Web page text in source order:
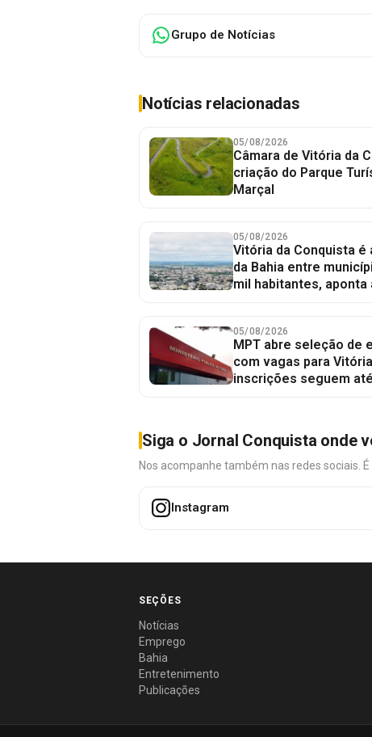
Grupo de Notícias
Notícias relacionadas
05/08/2026
Câmara de Vitória da
criação do Parque
Marçal
05/08/2026
Vitória da Conquista é
da Bahia entre
mil habitantes, aponta
05/08/2026
MPT abre seleção de
com vagas para
inscrições seguem
Siga o Jornal Conquista onde
Nos acompanhe também nas redes sociais. É
Instagram
SEÇÕES
Notícias
Emprego
Bahia
Entretenimento
Publicações